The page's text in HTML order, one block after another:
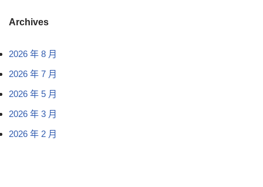
Archives
2026 年 8 月
2026 年 7 月
2026 年 5 月
2026 年 3 月
2026 年 2 月